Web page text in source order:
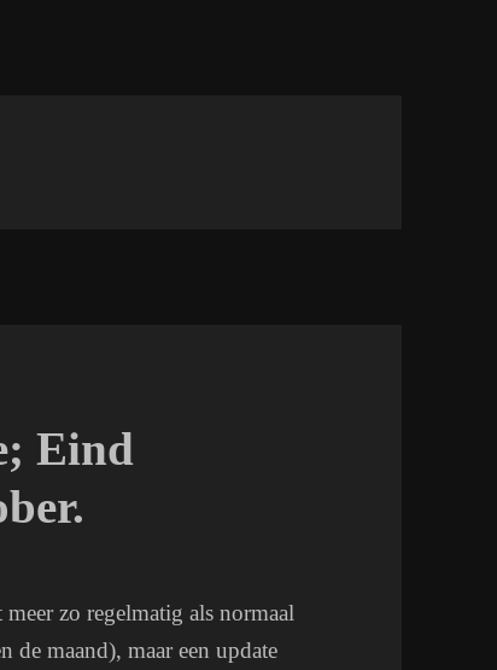
Eind
zo regelmatig als normaal
de maand), maar een update